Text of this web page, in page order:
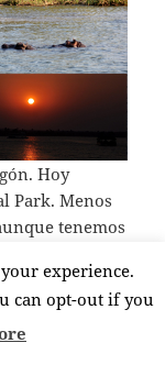
Hoy
Park. Menos
tenemos
(unos 70
países:
En un
Zambia a
experience.
can opt-out if you